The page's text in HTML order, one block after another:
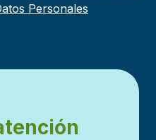
Personales